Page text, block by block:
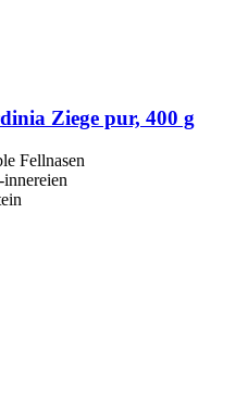
Ziege pur, 400 g
Fellnasen